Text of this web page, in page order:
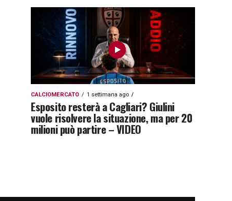
CALCIOMERCATO 1 settimana ago
Esposito resterà a Cagliari? Giulini
vuole risolvere la situazione, ma per 20
milioni può partire – VIDEO